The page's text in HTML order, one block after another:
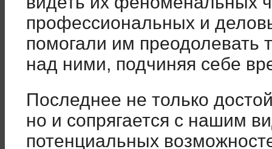
профессиональных и
помогали им преодолевать
над ними, подчиняя себе
Последнее не только
но и сопрягается с нашим
потенциальных